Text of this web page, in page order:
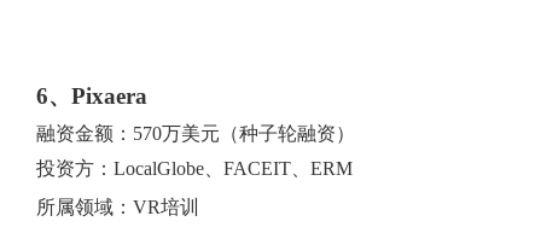
6、Pixaera
融资金额：570万美元（种子轮融资）
投资方：LocalGlobe、FACEIT、ERM
所属领域：VR培训